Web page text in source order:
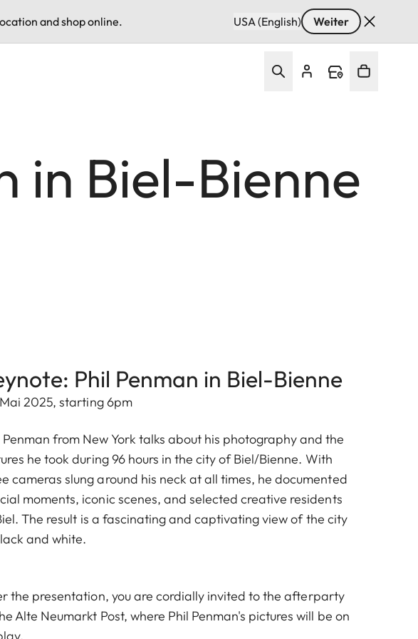
and shop online. USA (English) Weiter
in Biel-Bienne
Phil Penman in Biel-Bienne
2025, starting 6pm
Penman from New York talks about his photography and the
he took during 96 hours in the city of Biel/Bienne. With
cameras slung around his neck at all times, he documented
moments, iconic scenes, and selected creative residents
The result is a fascinating and captivating view of the city
and white.
the presentation, you are cordially invited to the afterparty
Alte Neumarkt Post, where Phil Penman's pictures will be on